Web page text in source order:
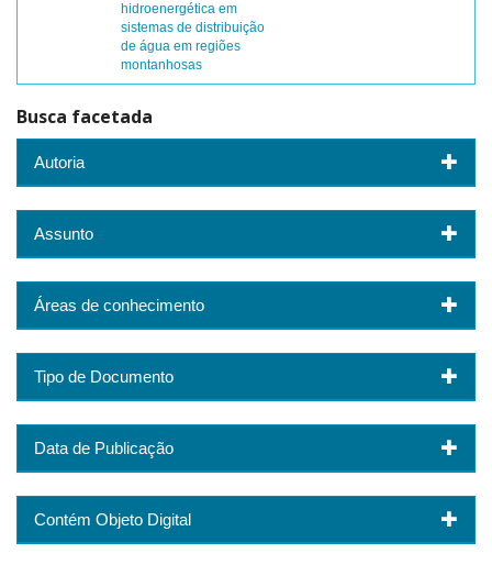
hidroenergética em
sistemas de distribuição
de água em regiões
montanhosas
Busca facetada
Autoria
Assunto
Áreas de conhecimento
Tipo de Documento
Data de Publicação
Contém Objeto Digital